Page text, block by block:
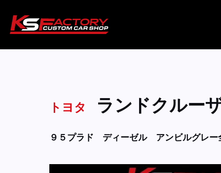
トヨタ ランドクルー
９５プラド ディーゼル アンビルグレー